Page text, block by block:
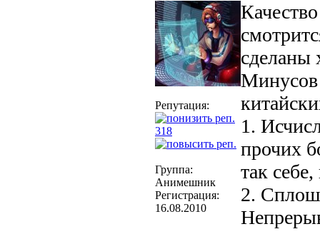
Репутация:
318
Группа:
Анимешник
Регистрация:
16.08.2010
сделаны
Минусов
1.
прочих
так
2.